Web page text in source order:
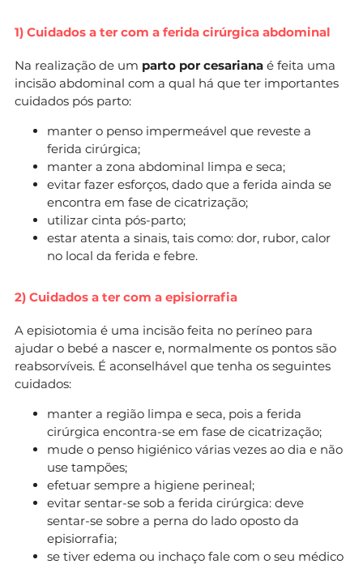
1) Cuidados a ter com a ferida cirúrgica abdominal
Na realização de um parto por cesariana é feita uma
incisão abdominal com a qual há que ter importantes
cuidados pós parto:
manter o penso impermeável que reveste a
ferida cirúrgica;
manter a zona abdominal limpa e seca;
evitar fazer esforços, dado que a ferida ainda se
encontra em fase de cicatrização;
utilizar cinta pós-parto;
estar atenta a sinais, tais como: dor, rubor, calor
no local da ferida e febre.
2) Cuidados a ter com a episiorrafia
A episiotomia é uma incisão feita no períneo para
ajudar o bebé a nascer e, normalmente os pontos são
reabsorvíveis. É aconselhável que tenha os seguintes
cuidados:
manter a região limpa e seca, pois a ferida
cirúrgica encontra-se em fase de cicatrização;
mude o penso higiénico várias vezes ao dia e não
use tampões;
efetuar sempre a higiene perineal;
evitar sentar-se sob a ferida cirúrgica: deve
sentar-se sobre a perna do lado oposto da
episiorrafia;
se tiver edema ou inchaço fale com o seu médico